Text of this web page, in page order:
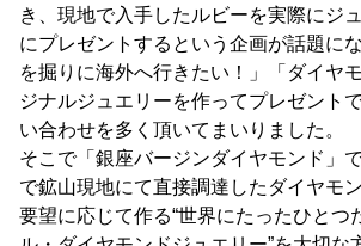
き、現地で入手したルビーを実際にジ
にプレゼントするという企画が話題に
を掘りに海外へ行きたい！」「ダイヤ
ジナルジュエリーを作ってプレゼント
い合わせを多く頂いてまいりました。
そこで「銀座バージンダイヤモンド」
で鉱山現地にて直接調達したダイヤモ
要望に応じて作る“世界にたったひとつ